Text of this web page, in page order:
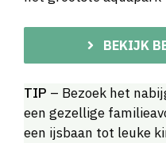
BEKIJK
TIP – Bezoek het
een gezellige
een ijsbaan tot leuke